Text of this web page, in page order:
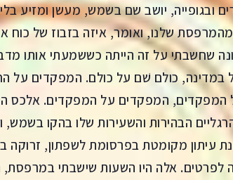
ובגופייה, יושב שם בשמש, מעשן ומזיע
שלנו, ואומר, איזה בזבוז של כוח
שחשבתי על זה הייתה כששמעתי אותו
במדינה, כולם שׁם על כולם. המפקדים על
המפקדים על המפקדים. אלכס
הבהירות והשעירות שלו בהקו
עיתון מקומטת בפרסומת לשפתון, זרוקה
לפרטים. אלה היו השעות שישבתי